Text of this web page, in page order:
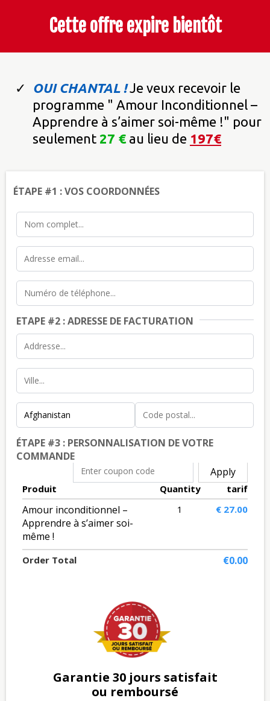
Cette offre expire bientôt
OUI CHANTAL !Je veux recevoir le
programme " Amour Inconditionnel –
Apprendre à s’aimer soi-même !" pour
seulement 27 € au lieu de 197€
ÉTAPE #1 : VOS COORDONNÉES
ETAPE #2 : ADRESSE DE FACTURATION
ÉTAPE #3 : PERSONNALISATION DE VOTRE
COMMANDE
Apply
Produit Quantity tarif
Amour inconditionnel –
Apprendre à s’aimer soi-
même !
1 € 27.00
Order Total €0.00
Garantie 30 jours satisfait
ou remboursé